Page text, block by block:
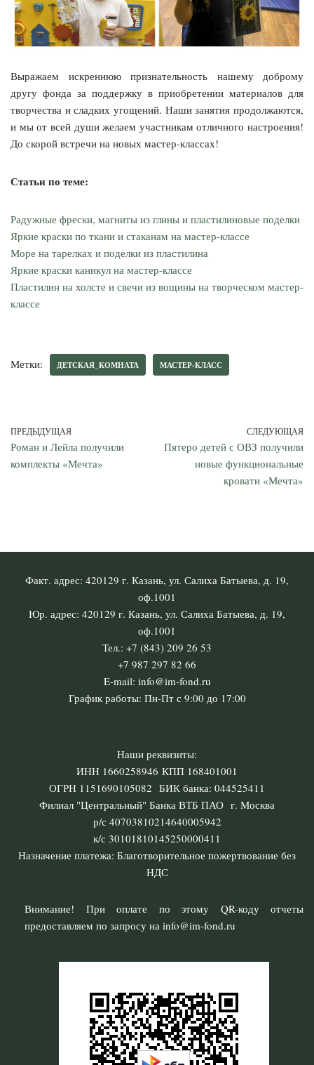
Выражаем искреннюю признательность нашему доброму
другу фонда за поддержку в приобретении материалов для
творчества и сладких угощений. Наши занятия продолжаются,
и мы от всей души желаем участникам отличного настроения!
До скорой встречи на новых мастер-классах!
Статьи по теме:
Радужные фрески, магниты из глины и пластилиновые поделки
Яркие краски по ткани и стаканам на мастер-классе
Море на тарелках и поделки из пластилина
Яркие краски каникул на мастер-классе
Пластилин на холсте и свечи из вощины на творческом мастер-
классе
Метки: ДЕТСКАЯ_КОМНАТА МАСТЕР-КЛАСС
ПРЕДЫДУЩАЯ
Роман и Лейла получили
комплекты «Мечта»
СЛЕДУЮЩАЯ
Пятеро детей с ОВЗ получили
новые функциональные
кровати «Мечта»
Факт. адрес: 420129 г. Казань, ул. Салиха Батыева, д. 19,
оф.1001
Юр. адрес: 420129 г. Казань, ул. Салиха Батыева, д. 19,
оф.1001
Тел.: +7 (843) 209 26 53
+7 987 297 82 66
E-mail: info@im-fond.ru
График работы: Пн-Пт с 9:00 до 17:00
Наши реквизиты:
ИНН 1660258946 КПП 168401001
ОГРН 1151690105082 БИК банка: 044525411
Филиал "Центральный" Банка ВТБ ПАО г. Москва
р/с 40703810214640005942
к/с 30101810145250000411
Назначение платежа: Благотворительное пожертвование без
НДС
Внимание! При оплате по этому QR-коду отчеты
предоставляем по запросу на info@im-fond.ru